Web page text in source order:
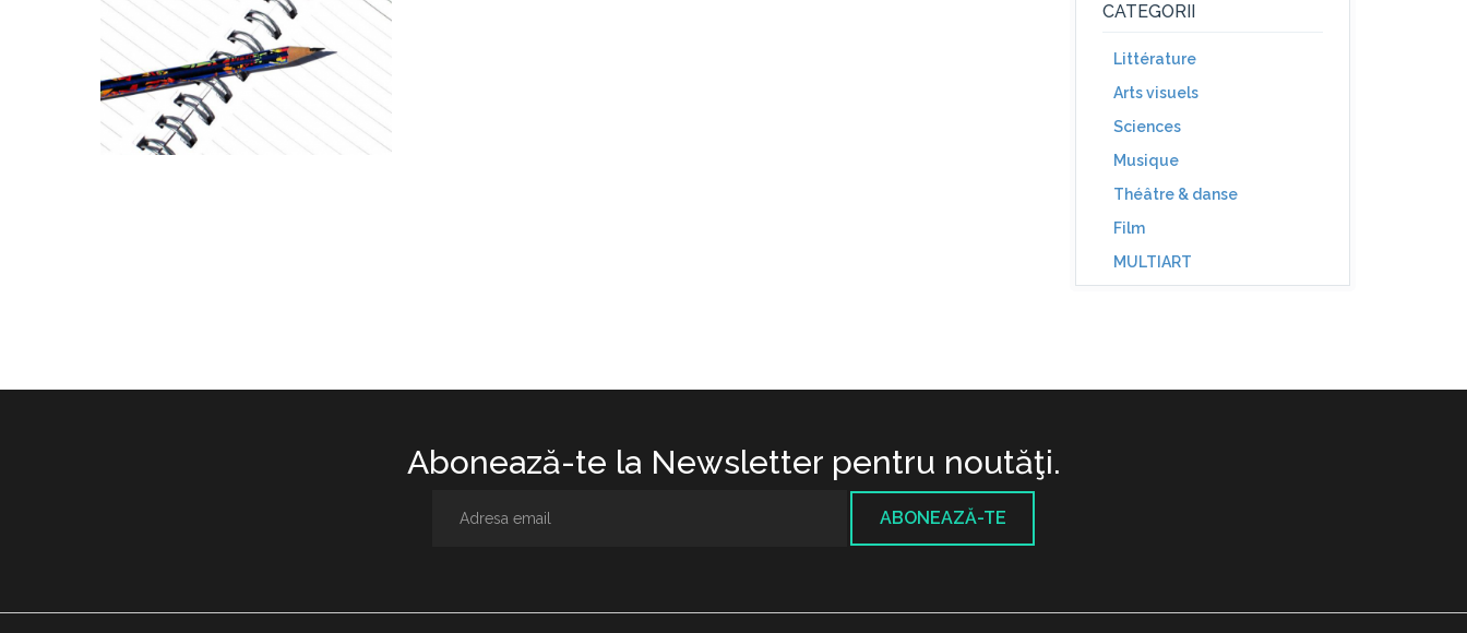
CATEGORII
Littérature
Arts visuels
Sciences
Musique
Théâtre & danse
Film
MULTIART
Abonează-te la Newsletter pentru noutăţi.
ABONEAZĂ-TE